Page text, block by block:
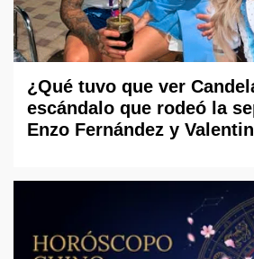
¿Qué tuvo que ver
escándalo que rodeó la
Enzo Fernández y